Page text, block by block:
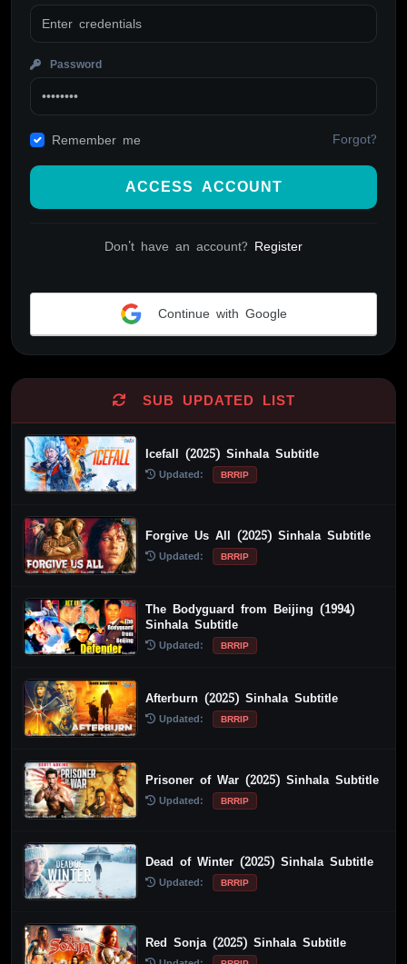
Password
Remember me Forgot?
ACCESS ACCOUNT
Don't have an account? Register
Continue with Google
SUB UPDATED LIST
Icefall (2025) Sinhala Subtitle
Updated: BRRIP
Forgive Us All (2025) Sinhala Subtitle
Updated: BRRIP
The Bodyguard from Beijing (1994)
Sinhala Subtitle
Updated: BRRIP
Afterburn (2025) Sinhala Subtitle
Updated: BRRIP
Prisoner of War (2025) Sinhala Subtitle
Updated: BRRIP
Dead of Winter (2025) Sinhala Subtitle
Updated: BRRIP
Red Sonja (2025) Sinhala Subtitle